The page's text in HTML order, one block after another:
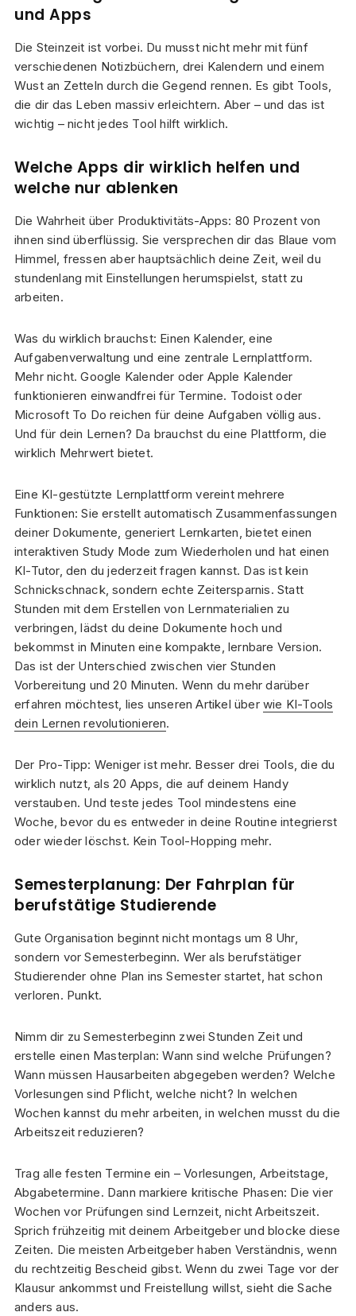
und Apps
Die Steinzeit ist vorbei. Du musst nicht mehr mit fünf
verschiedenen Notizbüchern, drei Kalendern und einem
Wust an Zetteln durch die Gegend rennen. Es gibt Tools,
die dir das Leben massiv erleichtern. Aber – und das ist
wichtig – nicht jedes Tool hilft wirklich.
Welche Apps dir wirklich helfen und
welche nur ablenken
Die Wahrheit über Produktivitäts-Apps: 80 Prozent von
ihnen sind überflüssig. Sie versprechen dir das Blaue vom
Himmel, fressen aber hauptsächlich deine Zeit, weil du
stundenlang mit Einstellungen herumspielst, statt zu
arbeiten.
Was du wirklich brauchst: Einen Kalender, eine
Aufgabenverwaltung und eine zentrale Lernplattform.
Mehr nicht. Google Kalender oder Apple Kalender
funktionieren einwandfrei für Termine. Todoist oder
Microsoft To Do reichen für deine Aufgaben völlig aus.
Und für dein Lernen? Da brauchst du eine Plattform, die
wirklich Mehrwert bietet.
Eine KI-gestützte Lernplattform vereint mehrere
Funktionen: Sie erstellt automatisch Zusammenfassungen
deiner Dokumente, generiert Lernkarten, bietet einen
interaktiven Study Mode zum Wiederholen und hat einen
KI-Tutor, den du jederzeit fragen kannst. Das ist kein
Schnickschnack, sondern echte Zeitersparnis. Statt
Stunden mit dem Erstellen von Lernmaterialien zu
verbringen, lädst du deine Dokumente hoch und
bekommst in Minuten eine kompakte, lernbare Version.
Das ist der Unterschied zwischen vier Stunden
Vorbereitung und 20 Minuten. Wenn du mehr darüber
erfahren möchtest, lies unseren Artikel überwie KI-Tools
dein Lernen revolutionieren.
Der Pro-Tipp: Weniger ist mehr. Besser drei Tools, die du
wirklich nutzt, als 20 Apps, die auf deinem Handy
verstauben. Und teste jedes Tool mindestens eine
Woche, bevor du es entweder in deine Routine integrierst
oder wieder löschst. Kein Tool-Hopping mehr.
Semesterplanung: Der Fahrplan für
berufstätige Studierende
Gute Organisation beginnt nicht montags um 8 Uhr,
sondern vor Semesterbeginn. Wer als berufstätiger
Studierender ohne Plan ins Semester startet, hat schon
verloren. Punkt.
Nimm dir zu Semesterbeginn zwei Stunden Zeit und
erstelle einen Masterplan: Wann sind welche Prüfungen?
Wann müssen Hausarbeiten abgegeben werden? Welche
Vorlesungen sind Pflicht, welche nicht? In welchen
Wochen kannst du mehr arbeiten, in welchen musst du die
Arbeitszeit reduzieren?
Trag alle festen Termine ein – Vorlesungen, Arbeitstage,
Abgabetermine. Dann markiere kritische Phasen: Die vier
Wochen vor Prüfungen sind Lernzeit, nicht Arbeitszeit.
Sprich frühzeitig mit deinem Arbeitgeber und blocke diese
Zeiten. Die meisten Arbeitgeber haben Verständnis, wenn
du rechtzeitig Bescheid gibst. Wenn du zwei Tage vor der
Klausur ankommst und Freistellung willst, sieht die Sache
anders aus.